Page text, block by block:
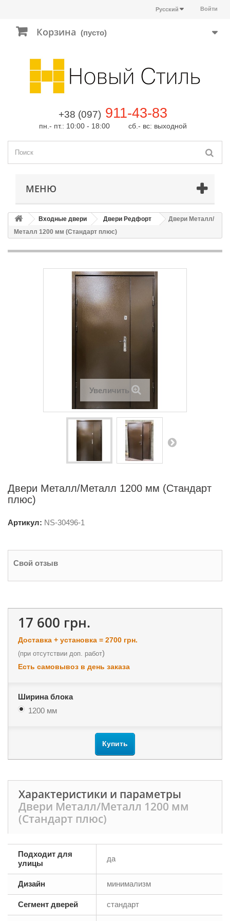
Войти
Русский
Корзина (пусто)
+38 (097) 911-43-83
пн.- пт.: 10:00 - 18:00 сб.- вс: выходной
МЕНЮ
Входные двери Двери Редфорт
Двери Металл/
Металл 1200 мм (Стандарт плюс)
Увеличить
Двери Металл/Металл 1200 мм (Стандарт
плюс)
Артикул: NS-30496-1
Свой отзыв
17 600 грн.
Доставка + установка = 2700 грн.
(при отсутствии доп. работ)
Есть самовывоз в день заказа
Ширина блока
1200 мм
Купить
Характеристики и параметры
Двери Металл/Металл 1200 мм
(Стандарт плюс)
Подходит для
улицы
да
Дизайн минимализм
Сегмент дверей стандарт